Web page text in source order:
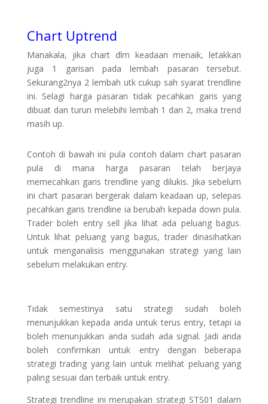
Chart Uptrend
Manakala, jika chart dlm keadaan menaik, letakkan
juga 1 garisan pada lembah pasaran tersebut.
Sekurang2nya 2 lembah utk cukup sah syarat trendline
ini. Selagi harga pasaran tidak pecahkan garis yang
dibuat dan turun melebihi lembah 1 dan 2, maka trend
masih up.
Contoh di bawah ini pula contoh dalam chart pasaran
pula di mana harga pasaran telah berjaya
memecahkan garis trendline yang dilukis. Jika sebelum
ini chart pasaran bergerak dalam keadaan up, selepas
pecahkan garis trendline ia berubah kepada down pula.
Trader boleh entry sell jika lihat ada peluang bagus.
Untuk lihat peluang yang bagus, trader dinasihatkan
untuk menganalisis menggunakan strategi yang lain
sebelum melakukan entry.
Tidak semestinya satu strategi sudah boleh
menunjukkan kepada anda untuk terus entry, tetapi ia
boleh menunjukkan anda sudah ada signal. Jadi anda
boleh confirmkan untuk entry dengan beberapa
strategi trading yang lain untuk melihat peluang yang
paling sesuai dan terbaik untuk entry.
Strategi trendline ini merupakan strategi STS01 dalam